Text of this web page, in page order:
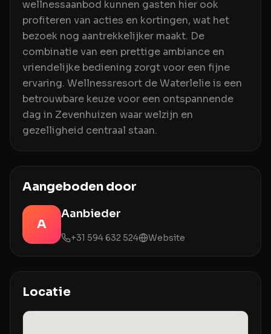
wellnessaanbod kunnen gasten hier ook
profiteren van acties en kortingen, wat het
bezoek nog aantrekkelijker maakt. De
combinatie van een prettige ambiance en
vriendelijke bediening zorgt voor een fijne
ervaring. Wellnessresort de Waterlelie is een
betrouwbare keuze voor een ontspannende
dag in Zevenhuizen waar welzijn en
gezelligheid centraal staan.
Aangeboden door
A
Aanbieder
+31 594 632 524 Website
Locatie